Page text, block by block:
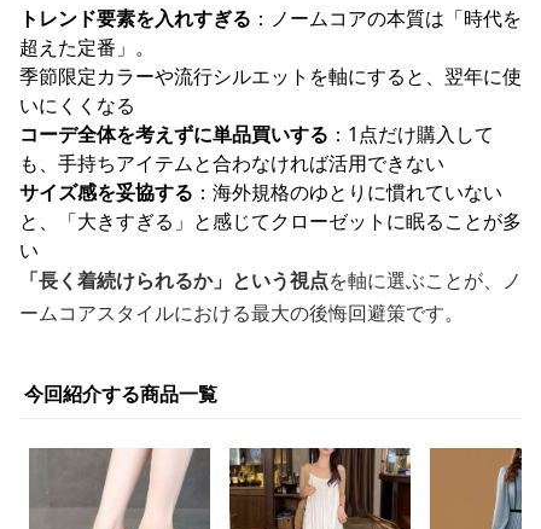
トレンド要素を入れすぎる ：ノームコアの本質は「時代を
超えた定番」。
季節限定カラーや流行シルエットを軸にすると、翌年に使
いにくくなる
コーデ全体を考えずに単品買いする ：1点だけ購入して
も、手持ちアイテムと合わなければ活用できない
サイズ感を妥協する ：海外規格のゆとりに慣れていない
と、「大きすぎる」と感じてクローゼットに眠ることが多
い
「長く着続けられるか」という視点を軸に選ぶことが、ノ
ームコアスタイルにおける最大の後悔回避策です。
今回紹介する商品一覧